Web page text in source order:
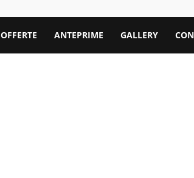
OFFERTE ANTEPRIME GALLERY